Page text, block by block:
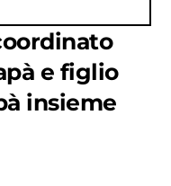
e figlio
insieme